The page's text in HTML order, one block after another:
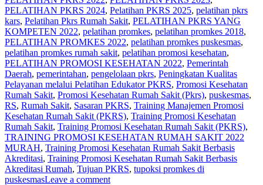
PELATIHAN PKRS 2024, Pelatihan PKRS 2025, pelatihan pkrs
kars, Pelatihan Pkrs Rumah Sakit, PELATIHAN PKRS YANG
KOMPETEN 2022, pelatihan promkes, pelatihan promkes 2018,
PELATIHAN PROMKES 2022, pelatihan promkes puskesmas,
pelatihan promkes rumah sakit, pelatihan promosi kesehatan,
PELATIHAN PROMOSI KESEHATAN 2022, Pemerintah
Daerah, pemerintahan, pengelolaan pkrs, Peningkatan Kualitas
Pelayanan melalui Pelatihan Edukator PKRS, Promosi Kesehatan
Rumah Sakit, Promosi Kesehatan Rumah Sakit (Pkrs), puskesmas,
RS, Rumah Sakit, Sasaran PKRS, Training Manajemen Promosi
Kesehatan Rumah Sakit (PKRS), Training Promosi Kesehatan
Rumah Sakit, Training Promosi Kesehatan Rumah Sakit (PKRS),
TRAINING PROMOSI KESEHATAN RUMAH SAKIT 2022
MURAH, Training Promosi Kesehatan Rumah Sakit Berbasis
Akreditasi, Training Promosi Kesehatan Rumah Sakit Berbasis
Akreditasi Rumah, Tujuan PKRS, tupoksi promkes di
puskesmasLeave a comment